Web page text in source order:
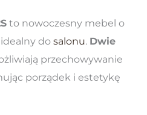
to nowoczesny mebel o
do salonu. Dwie
przechowywanie
porządek i estetykę